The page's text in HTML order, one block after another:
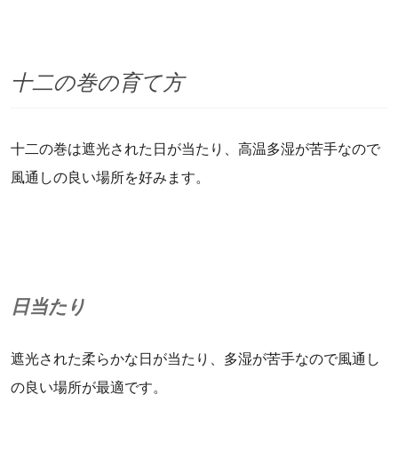
十二の巻の育て方
十二の巻は遮光された日が当たり、高温多湿が苦手なので
風通しの良い場所を好みます。
日当たり
遮光された柔らかな日が当たり、多湿が苦手なので風通し
の良い場所が最適です。